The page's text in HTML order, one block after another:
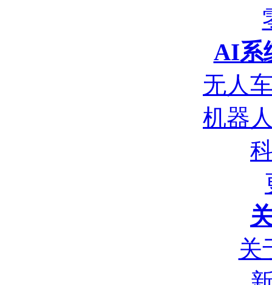
AI系
无人
机器
关